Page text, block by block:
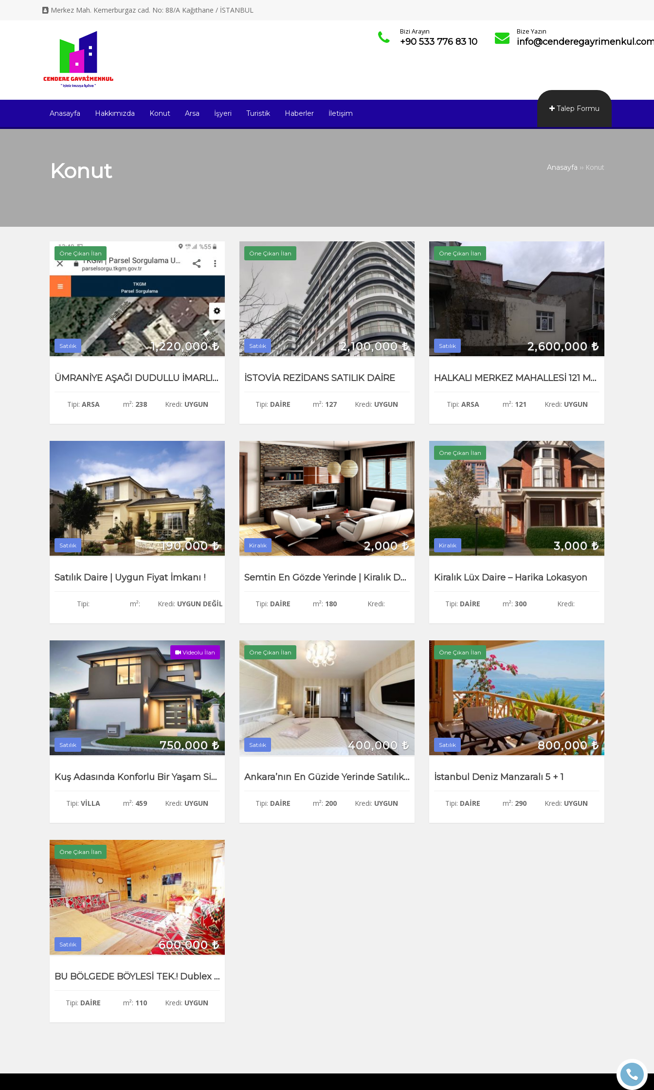
Merkez Mah. Kemerburgaz cad. No: 88/A Kağıthane / İSTANBUL
Bizi Arayın
+90 533 776 83 10
Bize Yazın
Anasayfa Hakkımızda Konut Arsa İşyeri Turistik Haberler İletişim
Talep Formu
Konut Anasayfa ›› Konut
Öne Çıkan İlan
1,220,000
Satılık
ÜMRANİYE AŞAĞI DUDULLU İMARLI ARSA..
Tipi: ARSA m²: 238 Kredi: UYGUN
Öne Çıkan İlan
2,100,000
Satılık
İSTOVİA REZİDANS SATILIK DAİRE
Tipi: DAIRE m²: 127 Kredi: UYGUN
Öne Çıkan İlan
2,600,000
Satılık
HALKALI MERKEZ MAHALLESİ 121 M2 SATILIK ARSA
Tipi: ARSA m²: 121 Kredi: UYGUN
190,000
Satılık
Satılık Daire | Uygun Fiyat İmkanı !
Tipi: m²: Kredi: UYGUN DEĞIL
2,000
Kiralık
Semtin En Gözde Yerinde | Kiralık Daire
Tipi: DAIRE m²: 180 Kredi:
Öne Çıkan İlan
3,000
Kiralık
Kiralık Lüx Daire – Harika Lokasyon
Tipi: DAIRE m²: 300 Kredi:
750,000
Videolu İlan
Satılık
Kuş Adasında Konforlu Bir Yaşam Sizi Bekliyor ! Lüx Villa
Tipi:VILLA m²: 459 Kredi: UYGUN
Öne Çıkan İlan
400,000
Satılık
Ankara’nın En Güzide Yerinde Satılık Daire
Tipi: DAIRE m²: 200 Kredi: UYGUN
Öne Çıkan İlan
800,000
Satılık
İstanbul Deniz Manzaralı 5 + 1
Tipi: DAIRE m²: 290 Kredi: UYGUN
Öne Çıkan İlan
600,000
Satılık
BU BÖLGEDE BÖYLESİ TEK.! Dublex 6+1 Full+Full Ankara Manzaralı
Tipi: DAIRE m²: 110 Kredi: UYGUN